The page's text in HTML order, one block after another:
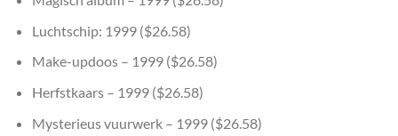
Luchtschip: 1999 ($26.58)
Make-updoos – 1999 ($26.58)
Herfstkaars – 1999 ($26.58)
Mysterieus vuurwerk – 1999 ($26.58)